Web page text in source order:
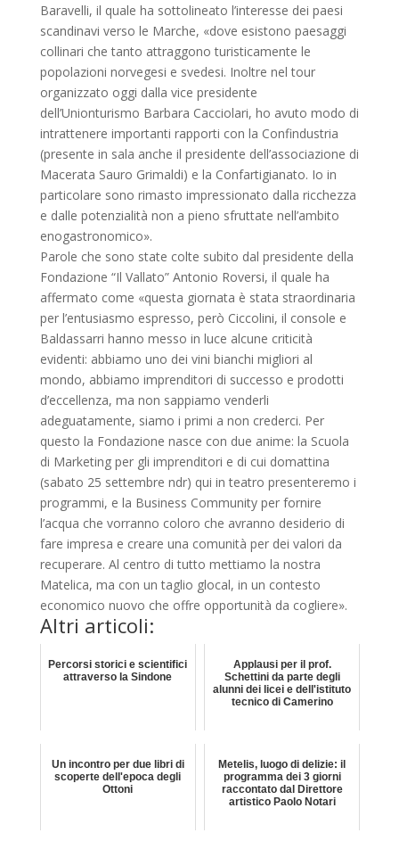
Baravelli, il quale ha sottolineato l’interesse dei paesi
scandinavi verso le Marche, «dove esistono paesaggi
collinari che tanto attraggono turisticamente le
popolazioni norvegesi e svedesi. Inoltre nel tour
organizzato oggi dalla vice presidente
dell’Unionturismo Barbara Cacciolari, ho avuto modo di
intrattenere importanti rapporti con la Confindustria
(presente in sala anche il presidente dell’associazione di
Macerata Sauro Grimaldi) e la Confartigianato. Io in
particolare sono rimasto impressionato dalla ricchezza
e dalle potenzialità non a pieno sfruttate nell’ambito
enogastronomico».
Parole che sono state colte subito dal presidente della
Fondazione “Il Vallato” Antonio Roversi, il quale ha
affermato come «questa giornata è stata straordinaria
per l’entusiasmo espresso, però Ciccolini, il console e
Baldassarri hanno messo in luce alcune criticità
evidenti: abbiamo uno dei vini bianchi migliori al
mondo, abbiamo imprenditori di successo e prodotti
d’eccellenza, ma non sappiamo venderli
adeguatamente, siamo i primi a non crederci. Per
questo la Fondazione nasce con due anime: la Scuola
di Marketing per gli imprenditori e di cui domattina
(sabato 25 settembre ndr) qui in teatro presenteremo i
programmi, e la Business Community per fornire
l’acqua che vorranno coloro che avranno desiderio di
fare impresa e creare una comunità per dei valori da
recuperare. Al centro di tutto mettiamo la nostra
Matelica, ma con un taglio glocal, in un contesto
economico nuovo che offre opportunità da cogliere».
Altri articoli:
Percorsi storici e scientifici
attraverso la Sindone
Applausi per il prof.
Schettini da parte degli
alunni dei licei e dell'istituto
tecnico di Camerino
Un incontro per due libri di
scoperte dell'epoca degli
Ottoni
Metelis, luogo di delizie: il
programma dei 3 giorni
raccontato dal Direttore
artistico Paolo Notari